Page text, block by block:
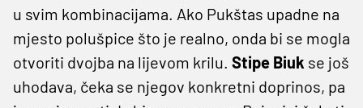
u svim kombinacijama. Ako Pukštas upadne na
mjesto polušpice što je realno, onda bi se mogla
otvoriti dvojba na lijevom krilu. Stipe Biuk se još
uhodava, čeka se njegov konkretni doprinos, pa